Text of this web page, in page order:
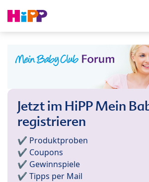
Jetzt im HiPP Mein
registrieren
✔️ Produktproben
✔️ Coupons
✔️ Gewinnspiele
✔️ Tipps per Mail